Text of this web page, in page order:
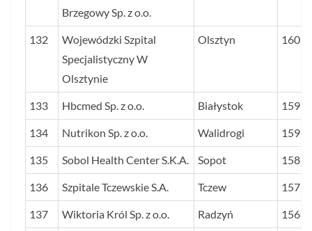
Brzegowy Sp. z o.o.
132
Wojewódzki Szpital
Specjalistyczny W
Olsztynie
Olsztyn 160
133 Hbcmed Sp. z o.o. Białystok 159
134 Nutrikon Sp. z o.o. Walidrogi 159
135 Sobol Health Center S.K.A. Sopot 158
136 Szpitale Tczewskie S.A. Tczew 157
137 Wiktoria Król Sp. z o.o. Radzyń 156